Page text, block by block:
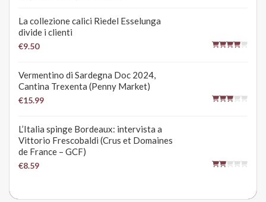
La collezione calici Riedel Esselunga
divide i clienti
€9.50
Vermentino di Sardegna Doc 2024,
Cantina Trexenta (Penny Market)
€15.99
L’Italia spinge Bordeaux: intervista a
Vittorio Frescobaldi (Crus et Domaines
de France – GCF)
€8.59